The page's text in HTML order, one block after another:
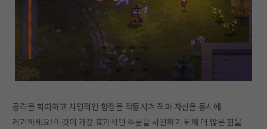
공격을 회피하고 치명적인 함정을 작동시켜 적과 자신을 동시에
제거하세요! 이것이 가장 효과적인 주문을 시전하기 위해 더 많은 힘을